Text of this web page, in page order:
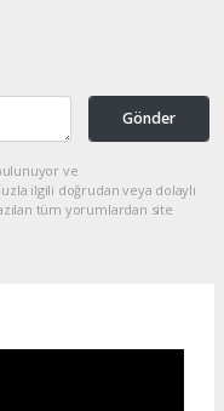
Gönder
ve
ilgili doğrudan veya dolaylı
tüm yorumlardan site